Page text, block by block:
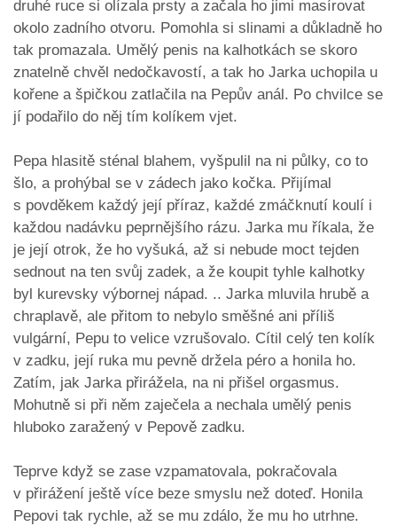
druhé ruce si olízala prsty a začala ho jimi masírovat
okolo zadního otvoru. Pomohla si slinami a důkladně ho
tak promazala. Umělý penis na kalhotkách se skoro
znatelně chvěl nedočkavostí, a tak ho Jarka uchopila u
kořene a špičkou zatlačila na Pepův anál. Po chvilce se
jí podařilo do něj tím kolíkem vjet.
Pepa hlasitě sténal blahem, vyšpulil na ni půlky, co to
šlo, a prohýbal se v zádech jako kočka. Přijímal
s povděkem každý její příraz, každé zmáčknutí koulí i
každou nadávku peprnějšího rázu. Jarka mu říkala, že
je její otrok, že ho vyšuká, až si nebude moct tejden
sednout na ten svůj zadek, a že koupit tyhle kalhotky
byl kurevsky výbornej nápad. .. Jarka mluvila hrubě a
chraplavě, ale přitom to nebylo směšné ani příliš
vulgární, Pepu to velice vzrušovalo. Cítil celý ten kolík
v zadku, její ruka mu pevně držela péro a honila ho.
Zatím, jak Jarka přirážela, na ni přišel orgasmus.
Mohutně si při něm zaječela a nechala umělý penis
hluboko zaražený v Pepově zadku.
Teprve když se zase vzpamatovala, pokračovala
v přirážení ještě více beze smyslu než doteď. Honila
Pepovi tak rychle, až se mu zdálo, že mu ho utrhne.